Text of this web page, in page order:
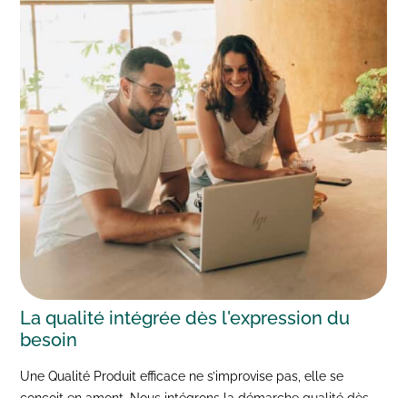
La qualité intégrée dès l'expression du
besoin
Une Qualité Produit efficace ne s’improvise pas, elle se